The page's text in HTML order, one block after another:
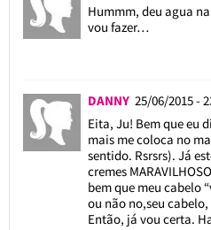
Hummm, deu agua
vou fazer…
DANNY 25/06/2015 -
Eita, Ju! Bem que eu
mais me coloca no
sentido. Rsrsrs). Já
cremes
bem que meu cabelo
ou não no,seu
Então, já vou certa.